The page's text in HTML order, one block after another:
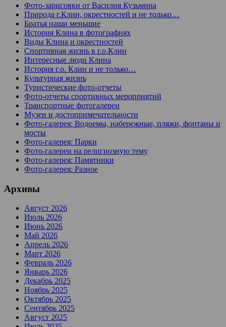
Фото-зарисовки от Василия Кузьмина
Природа г.Клин, окрестностей и не только…
Братья наши меньшие
История Клина в фотографиях
Виды Клина и окрестностей
Спортивная жизнь в г.о.Клин
Интересные люди Клина
История г.о. Клин и не только…
Культурная жизнь
Туристические фото-отчеты
Фото-отчеты спортивных мероприятий
Транспортные фотогалереи
Музеи и достопримечательности
Фото-галерея: Водоемы, набережные, пляжи, фонтаны и
мосты
Фото-галерея: Парки
Фото-галереи на религиозную тему
Фото-галерея: Памятники
Фото-галерея: Разное
Архивы
Август 2026
Июль 2026
Июнь 2026
Май 2026
Апрель 2026
Март 2026
Февраль 2026
Январь 2026
Декабрь 2025
Ноябрь 2025
Октябрь 2025
Сентябрь 2025
Август 2025